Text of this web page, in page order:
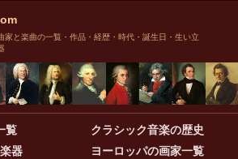
家と楽曲の一覧・作品・経歴・時代・誕生日・生い立
覧
クラシック音楽の歴史
器
ヨーロッパの画家一覧